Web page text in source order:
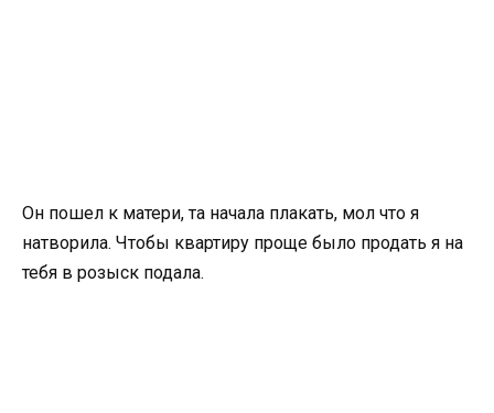
Он пошел к матери, та начала плакать, мол что я
натворила. Чтобы квартиру проще было продать я на
тебя в розыск подала.